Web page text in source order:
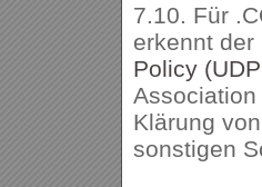
7.10. Für
erkennt der
Policy
Klärung
sonstigen